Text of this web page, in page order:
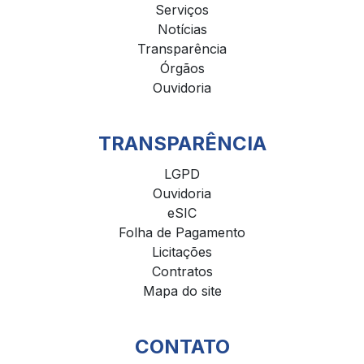
Serviços
Notícias
Transparência
Órgãos
Ouvidoria
TRANSPARÊNCIA
LGPD
Ouvidoria
eSIC
Folha de Pagamento
Licitações
Contratos
Mapa do site
CONTATO